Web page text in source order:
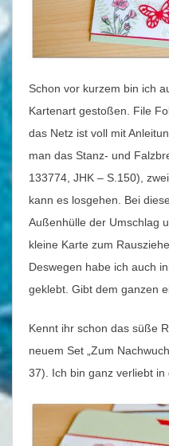
Schon vor kurzem bin ich
Kartenart gestoßen. File
das Netz ist voll mit
man das Stanz- und
133774, JHK – S.150),
kann es losgehen. Bei
Außenhülle der Umschlag
kleine Karte zum
Deswegen habe ich auch
geklebt. Gibt dem ganzen
Kennt ihr schon das süße
neuem Set „Zum
37). Ich bin ganz verliebt in